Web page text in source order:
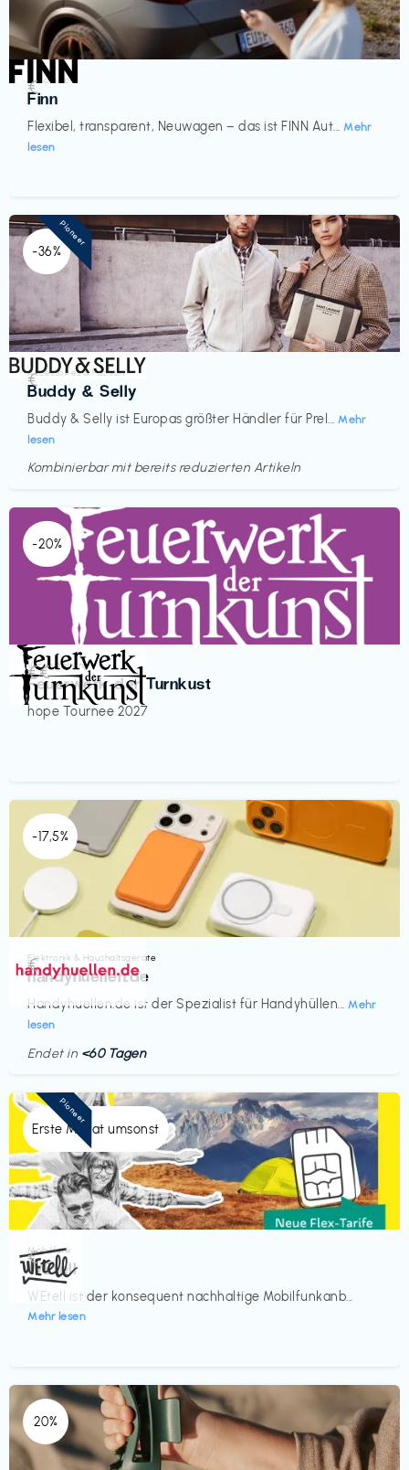
Automobil
Finn
Flexibel, transparent, Neuwagen – das ist FINN Aut... Mehr
lesen
€‎
-36%
Accessoires & Fashion
Buddy & Selly
Buddy & Selly ist Europas größter Händler für Prel... Mehr
lesen
€‎
Kombinierbar mit bereits reduzierten Artikeln
Pioneer
-20%
Veranstaltung
Feuerwerk der Turnkust
hope Tournee 2027
€€‎
-17,5%
Elektronik & Haushaltsgeräte
handyhuellen.de
Handyhuellen.de ist der Spezialist für Handyhüllen... Mehr
lesen
€‎
Endet in <60 Tagen
Erste Monat umsonst
Mobilfunk
WEtell
WEtell ist der konsequent nachhaltige Mobilfunkanb...
Mehr lesen
€‎
Pioneer
20%